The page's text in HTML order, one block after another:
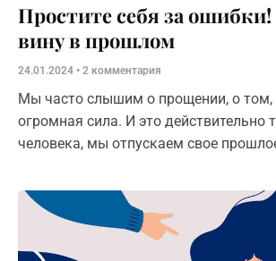
Простите себя за ошибки!
вину в прошлом
24.01.2024 2 комментария
Мы часто слышим о прощении, о том,
огромная сила. И это действительно
человека, мы отпускаем свое